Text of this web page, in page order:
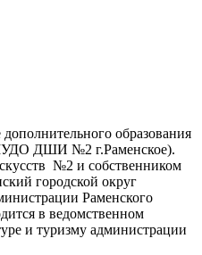
образования
ДШИ №2 г.Раменское).
№2 и собственником
городской округ
Раменского
в ведомственном
и туризму администрации